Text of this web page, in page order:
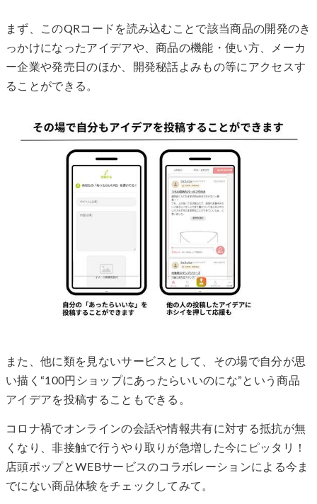
まず、このQRコードを読み込むことで該当商品の開発のき
っかけになったアイデアや、商品の機能・使い方、メーカ
ー企業や発売日のほか、開発秘話よみもの等にアクセスす
ることができる。
また、他に類を見ないサービスとして、その場で自分が思
い描く“100円ショップにあったらいいのにな”という商品
アイデアを投稿することもできる。
コロナ禍でオンラインの会話や情報共有に対する抵抗が無
くなり、非接触で行うやり取りが急増した今にピッタリ！
店頭ポップとWEBサービスのコラボレーションによる今ま
でにない商品体験をチェックしてみて。